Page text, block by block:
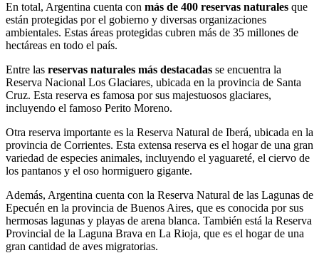
En total, Argentina cuenta con más de 400 reservas naturales que
están protegidas por el gobierno y diversas organizaciones
ambientales. Estas áreas protegidas cubren más de 35 millones de
hectáreas en todo el país.
Entre las reservas naturales más destacadas se encuentra la
Reserva Nacional Los Glaciares, ubicada en la provincia de Santa
Cruz. Esta reserva es famosa por sus majestuosos glaciares,
incluyendo el famoso Perito Moreno.
Otra reserva importante es la Reserva Natural de Iberá, ubicada en la
provincia de Corrientes. Esta extensa reserva es el hogar de una gran
variedad de especies animales, incluyendo el yaguareté, el ciervo de
los pantanos y el oso hormiguero gigante.
Además, Argentina cuenta con la Reserva Natural de las Lagunas de
Epecuén en la provincia de Buenos Aires, que es conocida por sus
hermosas lagunas y playas de arena blanca. También está la Reserva
Provincial de la Laguna Brava en La Rioja, que es el hogar de una
gran cantidad de aves migratorias.